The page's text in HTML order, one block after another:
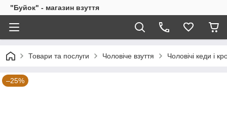
"Буйок" - магазин взуття
Товари та послуги Чоловіче взуття Чоловічі кеди і
–25%